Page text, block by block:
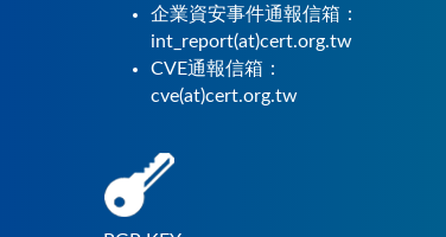
企業資安事件通報信箱：
int_report(at)cert.org.tw
CVE通報信箱：
cve(at)cert.org.tw